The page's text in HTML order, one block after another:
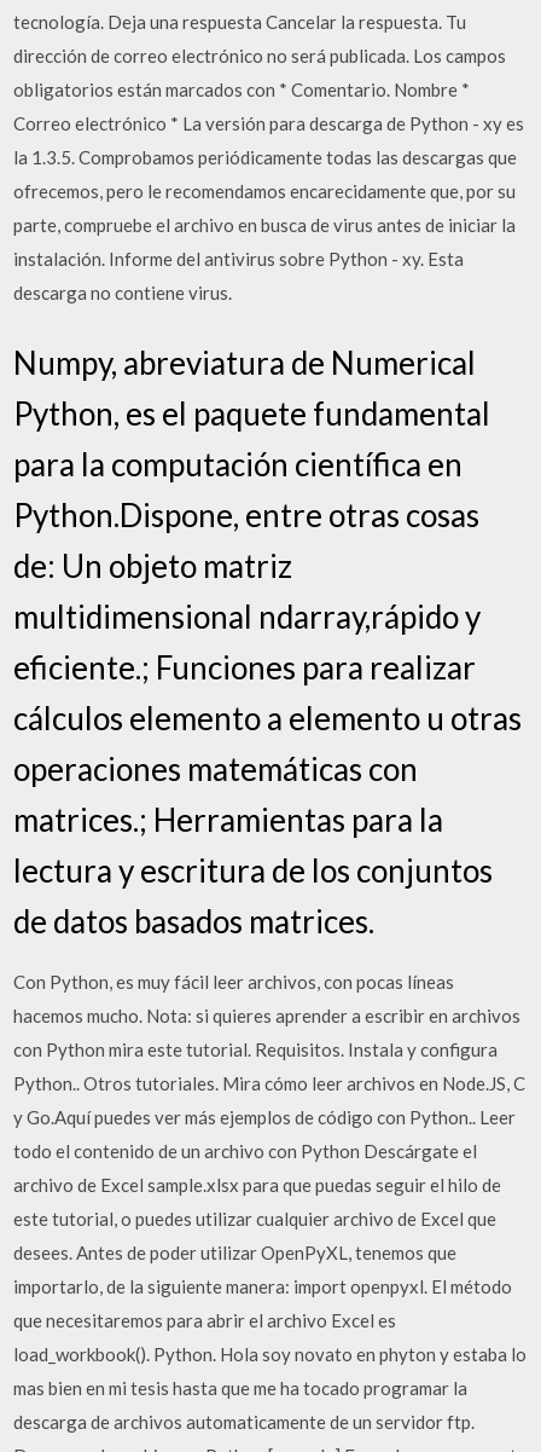
tecnología. Deja una respuesta Cancelar la respuesta. Tu
dirección de correo electrónico no será publicada. Los campos
obligatorios están marcados con * Comentario. Nombre *
Correo electrónico * La versión para descarga de Python - xy es
la 1.3.5. Comprobamos periódicamente todas las descargas que
ofrecemos, pero le recomendamos encarecidamente que, por su
parte, compruebe el archivo en busca de virus antes de iniciar la
instalación. Informe del antivirus sobre Python - xy. Esta
descarga no contiene virus.
Numpy, abreviatura de Numerical
Python, es el paquete fundamental
para la computación científica en
Python.Dispone, entre otras cosas
de: Un objeto matriz
multidimensional ndarray,rápido y
eficiente.; Funciones para realizar
cálculos elemento a elemento u otras
operaciones matemáticas con
matrices.; Herramientas para la
lectura y escritura de los conjuntos
de datos basados matrices.
Con Python, es muy fácil leer archivos, con pocas líneas
hacemos mucho. Nota: si quieres aprender a escribir en archivos
con Python mira este tutorial. Requisitos. Instala y configura
Python.. Otros tutoriales. Mira cómo leer archivos en Node.JS, C
y Go.Aquí puedes ver más ejemplos de código con Python.. Leer
todo el contenido de un archivo con Python Descárgate el
archivo de Excel sample.xlsx para que puedas seguir el hilo de
este tutorial, o puedes utilizar cualquier archivo de Excel que
desees. Antes de poder utilizar OpenPyXL, tenemos que
importarlo, de la siguiente manera: import openpyxl. El método
que necesitaremos para abrir el archivo Excel es
load_workbook(). Python. Hola soy novato en phyton y estaba lo
mas bien en mi tesis hasta que me ha tocado programar la
descarga de archivos automaticamente de un servidor ftp.